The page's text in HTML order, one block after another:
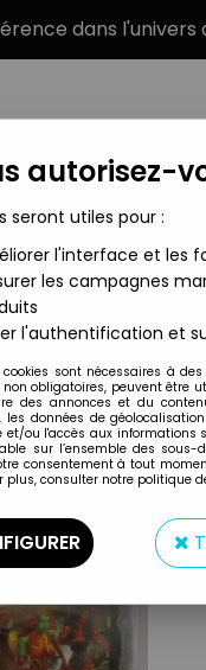
dans
MARQUES
- X-Force Wolverine -
autorisez-
seront utiles pour :
l'interface et les
les campagnes
l'authentification et
cookies sont nécessaires à
non obligatoires, peuvent être
des annonces et du
les données de
et/ou l'accès aux informations
sur l’ensemble des
consentement à tout
plus, consulter notre politique